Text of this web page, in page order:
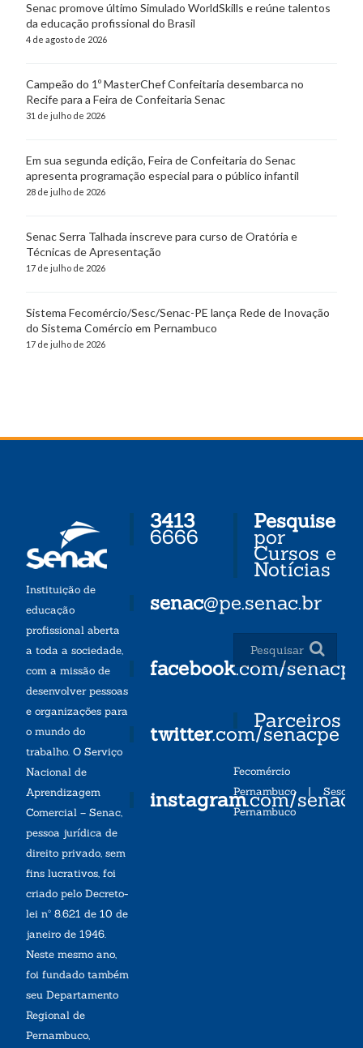
Senac promove último Simulado WorldSkills e reúne talentos
da educação profissional do Brasil
4 de agosto de 2026
Campeão do 1º MasterChef Confeitaria desembarca no
Recife para a Feira de Confeitaria Senac
31 de julho de 2026
Em sua segunda edição, Feira de Confeitaria do Senac
apresenta programação especial para o público infantil
28 de julho de 2026
Senac Serra Talhada inscreve para curso de Oratória e
Técnicas de Apresentação
17 de julho de 2026
Sistema Fecomércio/Sesc/Senac-PE lança Rede de Inovação
do Sistema Comércio em Pernambuco
17 de julho de 2026
Instituição de
educação
profissional aberta
a toda a sociedade,
com a missão de
desenvolver pessoas
e organizações para
o mundo do
trabalho. O Serviço
Nacional de
Aprendizagem
Comercial – Senac,
pessoa jurídica de
direito privado, sem
fins lucrativos, foi
criado pelo Decreto-
lei nº 8.621 de 10 de
janeiro de 1946.
Neste mesmo ano,
foi fundado também
seu Departamento
Regional de
Pernambuco,
3413
6666
senac@pe.senac.br
facebook.com/senacpe
twitter.com/senacpe
instagram.com/
Pesquise
por
Cursos e
Notícias
Parceiros
Fecomércio
Pernambuco| Sesc
Pernambuco